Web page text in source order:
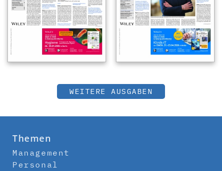
WEITERE AUSGABEN
Themen
Management
Personal